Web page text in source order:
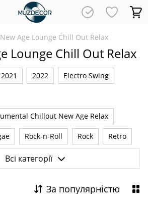
New Age Lounge Chill Out Relax
Lounge Chill Out Relax
2021 2022 Electro Swing
Chillout New Age Relax
Rock-n-Roll Rock Retro
Барди Дитячі
New Age Lounge Chill Out Relax
Всі категорії
За популярністю